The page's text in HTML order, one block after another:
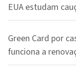
EUA estudam
Green Card por
funciona a